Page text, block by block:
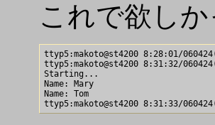
これで欲し
ttyp5:makoto@st4200 8:28:01/
ttyp5:makoto@st4200 8:31:32/
Starting...
Name: Mary
Name: Tom